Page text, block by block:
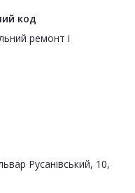
код
ремонт і
Русанівський, 10,